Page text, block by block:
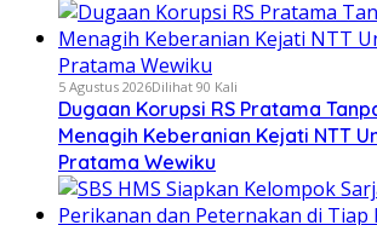
5 Agustus 2026Dilihat 90 Kali
Dugaan Korupsi RS Pratama
Menagih Keberanian Kejati NTT
Pratama Wewiku